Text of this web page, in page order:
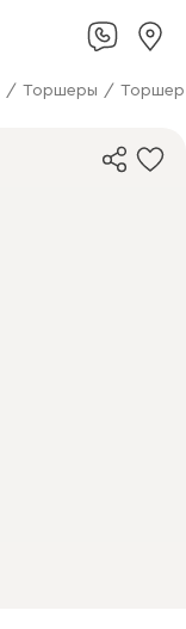
/ Торшеры / Торшер